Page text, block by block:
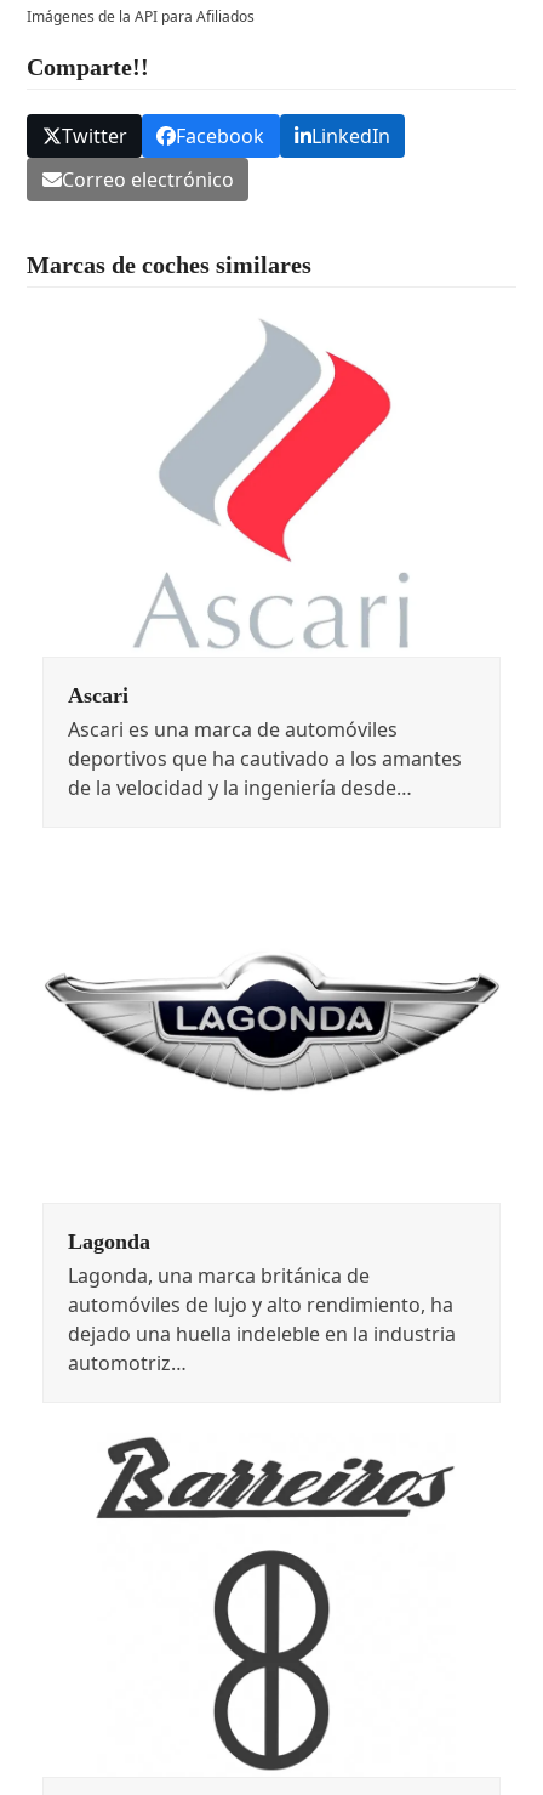
Imágenes de la API para Afiliados
Comparte!!
Twitter Facebook
LinkedIn
Correo electrónico
Marcas de coches similares
Ascari
Ascari es una marca de automóviles
deportivos que ha cautivado a los amantes
de la velocidad y la ingeniería desde…
Lagonda
Lagonda, una marca británica de
automóviles de lujo y alto rendimiento, ha
dejado una huella indeleble en la industria
automotriz…